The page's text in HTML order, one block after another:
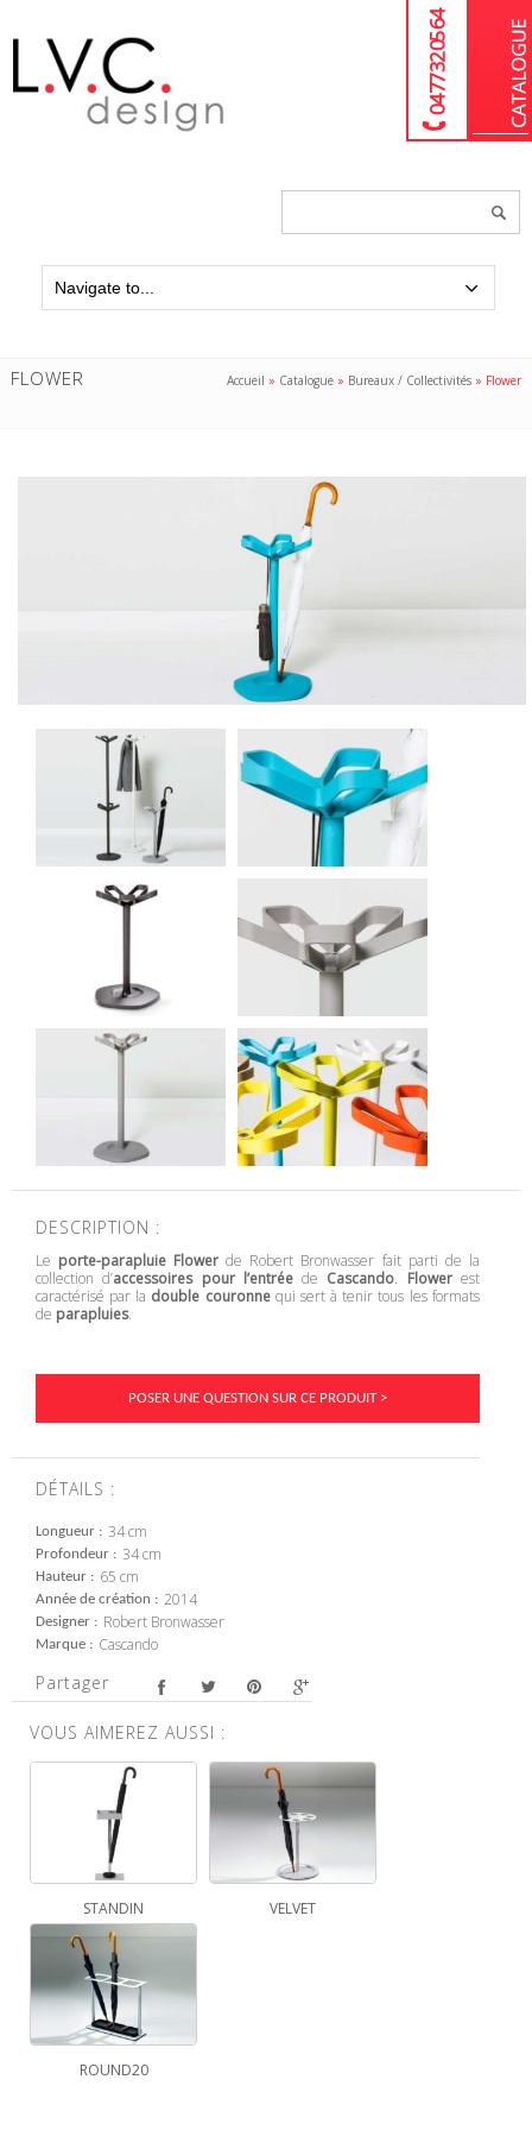
04 77 32 05 64
FLOWER Accueil » Catalogue » Bureaux / Collectivités » Flower
DESCRIPTION :
Le porte-parapluie Flower de Robert Bronwasser fait parti de la
collection d’accessoires pour l’entréede Cascando. Flowerest
caractérisé par la double couronnequi sert à tenir tous les formats
de parapluies.
POSER UNE QUESTION SUR CE PRODUIT >
DÉTAILS :
Longueur 34 cm
Profondeur 34 cm
Hauteur 65 cm
Année de création 2014
Designer Robert Bronwasser
Marque Cascando
Partager
VOUS AIMEREZ AUSSI :
STANDIN VELVET
ROUND20